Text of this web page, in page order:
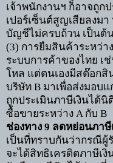
เจ้าพนักงานฯ ก็อาจถูก
เปอร์เซ็นต์สูญเสียลงม
บัญชีไม่ครบถ้วน เป็นต้
(3) การยืมสินค้าระหว่า
ระบบการค้าของไทย เ
โหล แต่ตนเองมีสต๊อกสิ
บริษัท B มาเพื่อส่งมอบ
ถูกประเมินภาษีเงินได้
ซื้อขายระหว่าง A กับ B
ช่องทาง 9 ลดหย่อนภาษี
เป็นที่ทราบกันว่ากรณีผู้
จะได้สิทธิเครดิตภาษีเงิ